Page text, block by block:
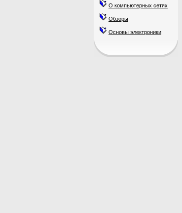
О компьютерных сетях
Обзоры
Основы электроники